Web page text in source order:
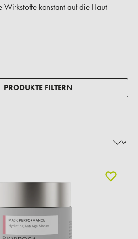
Wirkstoffe konstant auf die Haut
PRODUKTE FILTERN